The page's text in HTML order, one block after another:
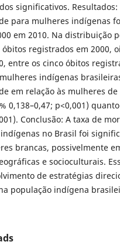
significativos.
para mulheres indígenas
em 2010. Na distribuição
registrados em 2000,
entre os cinco óbitos
indígenas
em relação às mulheres
0,138–0,47; p<0,001)
Conclusão: A taxa de
no Brasil foi
brancas, possivelmente
e socioculturais.
de estratégias
população indígena